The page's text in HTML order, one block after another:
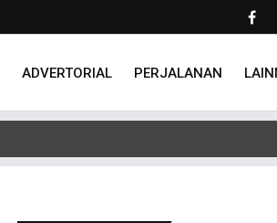
ADVERTORIAL PERJALANAN